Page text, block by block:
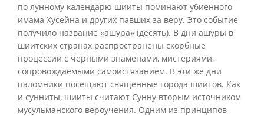
по лунному календарю шииты поминают убиенного
имама Хусейна и других павших за веру. Это событие
получило название «ашура» (десять). В дни ашуры в
шиитских странах распространены скорбные
процессии с черными знаменами, мистериями,
сопровождаемыми самоистязанием. В эти же дни
паломники посещают священные города шиитов. Как
и сунниты, шииты считают Сунну вторым источником
мусульманского вероучения. Одним из принципов